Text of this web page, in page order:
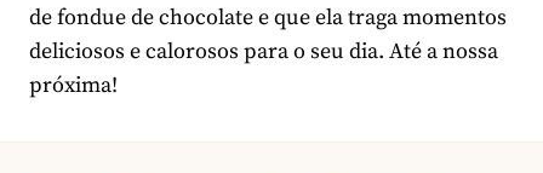
de fondue de chocolate e que ela traga momentos
deliciosos e calorosos para o seu dia. Até a nossa
próxima!